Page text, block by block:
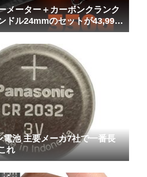
メーター＋カーボンクランク
ドル24mmのセットが43,999
電池 主要メーカ7社で一番長
れ